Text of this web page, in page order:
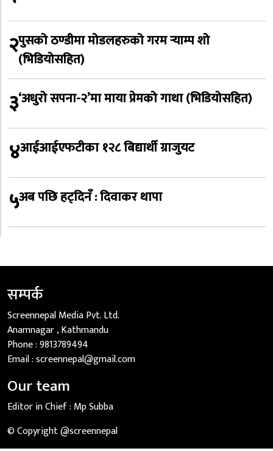
२पुसको ठण्डीमा मोडलहरुको गरम र्‍याम्प शो
(भिडियोसहित)
३‘अधुरो सपना-२’मा माया प्रेमको गाथा (भिडियोसहित)
४आईआईएफटीका १२८ बिद्यार्थी ग्राजुयट
५अब पछि हट्दिनँ : दिवाकर थापा
सम्पर्क
Screennepal Media Pvt. Ltd.
Anamnagar , Kathmandu
Phone :9813789494
Email :screennepal@gmail.com
Our team
Editor in Chief : Mp Subba
© Copyright @screennepal